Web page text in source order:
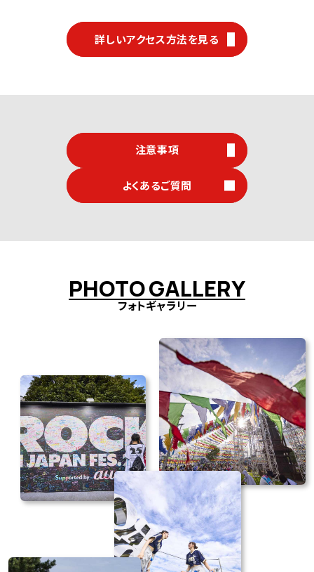
詳しいアクセス方法を見る
注意事項
よくあるご質問
PHOTOGALLERY
フォトギャラリー